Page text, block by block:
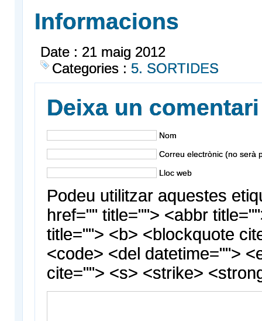
Informacions
Date : 21 maig 2012
Categories : 5. SORTIDES
Deixa un comentari
Nom
Correu electrònic (no serà
Lloc web
Podeu utilitzar aquestes
href="" title=""> <abbr
title=""> <b> <blockquote
<code> <del datetime="">
cite=""> <s> <strike>